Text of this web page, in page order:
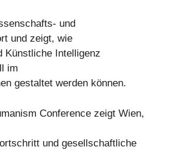
und
und zeigt, wie
Künstliche Intelligenz
im
gestaltet werden können.
Conference zeigt Wien,
und gesellschaftliche